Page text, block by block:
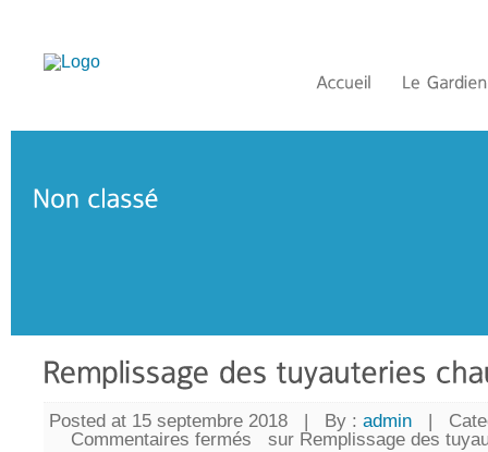
Posted at 15 septembre 2018 | By : admin |
Commentaires fermés
sur Remplissage des